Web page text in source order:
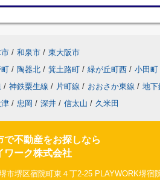
/ 和泉市 / 東大阪市
町 / 陶器北 / 箕土路町 / 緑が丘町西 / 小田町
/ 神鉄粟生線 / 片町線 / おおさか東線 / 地下
津 / 忠岡 / 深井 / 信太山 / 久米田
で不動産をお探しなら
ワーク株式会社
市堺区宿院町東４丁2-25 PLAYWORK堺宿